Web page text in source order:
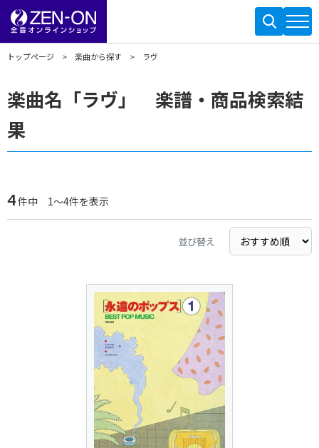
トップページ 楽曲から探す ラヴ
楽曲名「ラヴ」 楽譜・商品検索結
果
4件中 1～4件を表示
並び替え